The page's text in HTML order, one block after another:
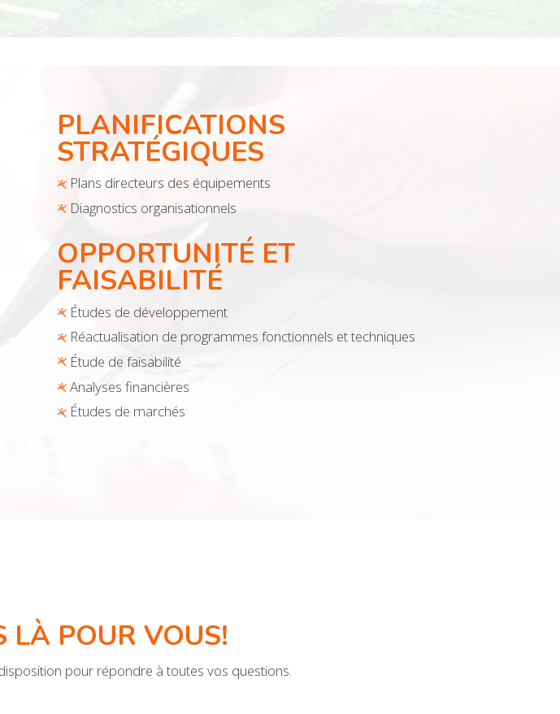
PLANIFICATIONS
STRATÉGIQUES
Plans directeurs des équipements
Diagnostics organisationnels
OPPORTUNITÉ ET
FAISABILITÉ
Études de développement
Réactualisation de programmes fonctionnels et techniques
Étude de faisabilité
Analyses financières
Études de marchés
LÀ POUR VOUS!
pour répondre à toutes vos questions.